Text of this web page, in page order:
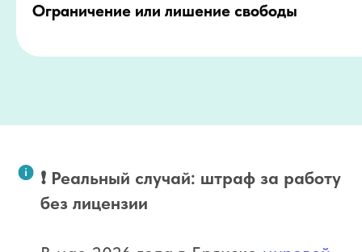
Ограничение или лишение свободы
❗ Реальный случай: штраф за работу
без лицензии